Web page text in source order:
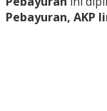
Pebayuran, AKP